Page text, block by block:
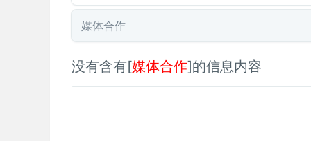
没有含有[媒体合作]的信息内容